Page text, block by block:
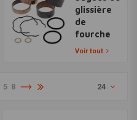
glissière
de
fourche
Voir tout
5 8 24